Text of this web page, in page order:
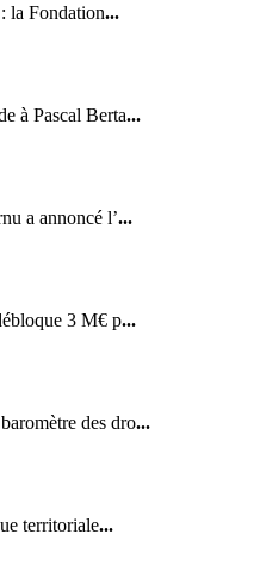
la Fondation...
à Pascal Berta...
a annoncé l’...
3 M€ p...
des dro...
territoriale...